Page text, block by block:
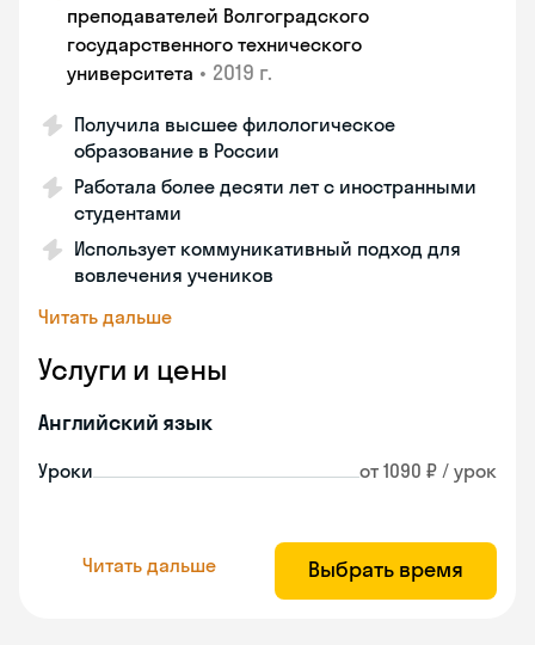
преподавателей Волгоградского
государственного технического
университета • 2019 г.
Получила высшее филологическое
образование в России
Работала более десяти лет с иностранными
студентами
Использует коммуникативный подход для
вовлечения учеников
Читать дальше
Услуги и цены
Английский язык
Уроки от 1090 ₽ / урок
Читать дальше Выбрать время